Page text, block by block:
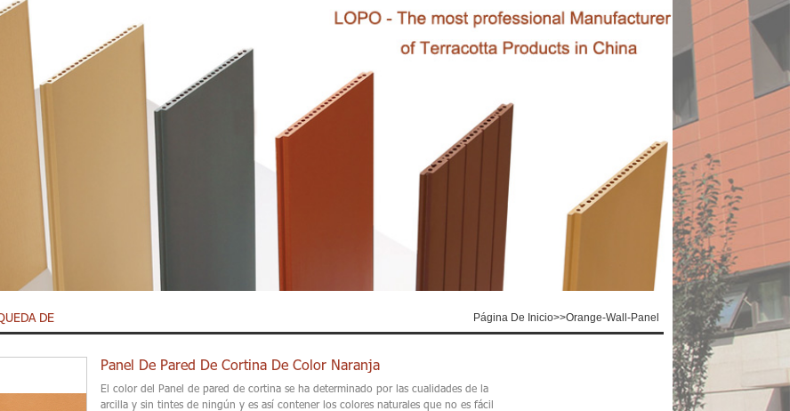
DE Página De Inicio>>Orange-Wall-Panel
Panel De Pared De Cortina De Color Naranja
El color del Panel de pared de cortina se ha determinado por las cualidades de la
arcilla y sin tintes de ningún y es así contener los colores naturales que no es fácil